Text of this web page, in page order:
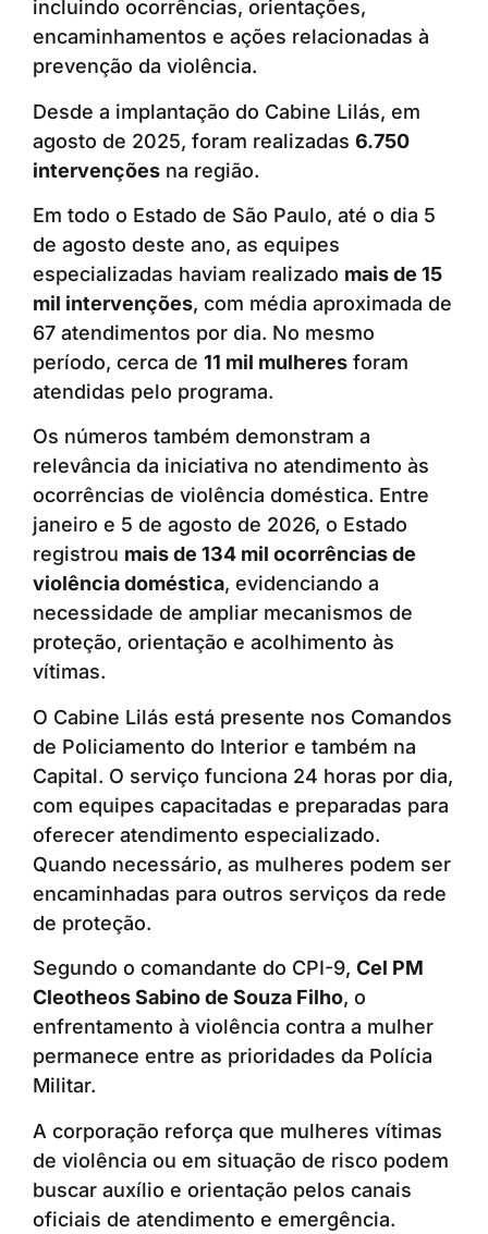
incluindo ocorrências, orientações,
encaminhamentos e ações relacionadas à
prevenção da violência.
Desde a implantação do Cabine Lilás, em
agosto de 2025, foram realizadas 6.750
intervenções na região.
Em todo o Estado de São Paulo, até o dia 5
de agosto deste ano, as equipes
especializadas haviam realizado mais de 15
mil intervenções, com média aproximada de
67 atendimentos por dia. No mesmo
período, cerca de 11 mil mulheres foram
atendidas pelo programa.
Os números também demonstram a
relevância da iniciativa no atendimento às
ocorrências de violência doméstica. Entre
janeiro e 5 de agosto de 2026, o Estado
registrou mais de 134 mil ocorrências de
violência doméstica, evidenciando a
necessidade de ampliar mecanismos de
proteção, orientação e acolhimento às
vítimas.
O Cabine Lilás está presente nos Comandos
de Policiamento do Interior e também na
Capital. O serviço funciona 24 horas por dia,
com equipes capacitadas e preparadas para
oferecer atendimento especializado.
Quando necessário, as mulheres podem ser
encaminhadas para outros serviços da rede
de proteção.
Segundo o comandante do CPI-9, Cel PM
Cleotheos Sabino de Souza Filho, o
enfrentamento à violência contra a mulher
permanece entre as prioridades da Polícia
Militar.
A corporação reforça que mulheres vítimas
de violência ou em situação de risco podem
buscar auxílio e orientação pelos canais
oficiais de atendimento e emergência.